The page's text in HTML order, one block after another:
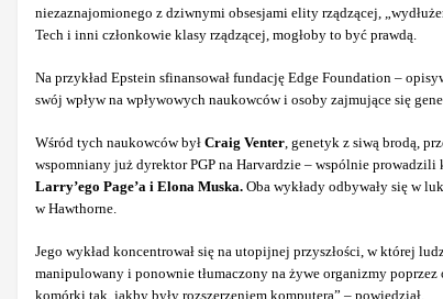
niezaznajomionego z dziwnymi obsesjami elity rządzącej,
Tech i inni członkowie klasy rządzącej, mogłoby to być prawdą.
Na przykład Epstein sfinansował fundację Edge Foundation –
swój wpływ na wpływowych naukowców i osoby zajmujące się
Wśród tych naukowców był Craig Venter , genetyk z siwą brodą,
wspomniany już dyrektor PGP na Harvardzie – wspólnie
Larry’ego Page’a i Elona Muska. Oba wykłady odbywały się w
w Hawthorne.
Jego wykład koncentrował się na utopijnej przyszłości, w której
manipulowany i ponownie tłumaczony na żywe organizmy
komórki tak, jakby były rozszerzeniem komputera” – powiedział.